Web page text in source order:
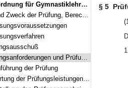
(Gymnastiklehrerprüfungsordnung – GLPO) Vom 21. August 1978 (BayRS IV S. 401) BayRS 227-3-3-K (§§ 1–10)
der Prüfung, Berechtigungen
und Prüfungsform
der Prüfung
der Prüfungsleistungen, Notenbildung
§ 5